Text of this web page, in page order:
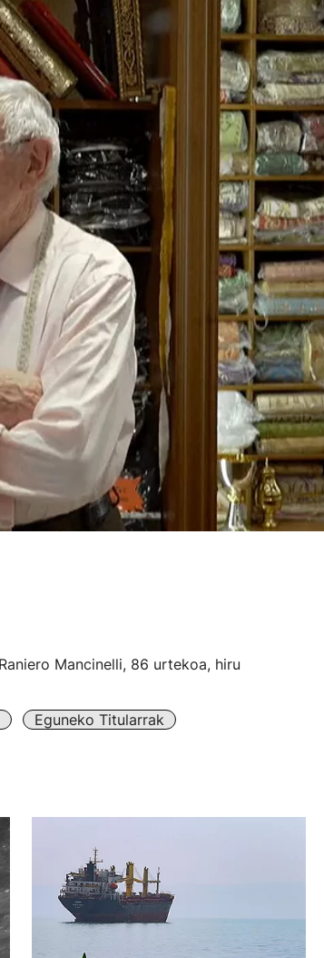
Mancinelli, 86 urtekoa, hiru
Eguneko Titularrak